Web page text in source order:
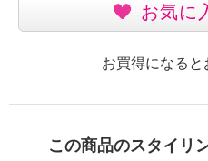
お気に
お買得になる
この商品のスタイリ